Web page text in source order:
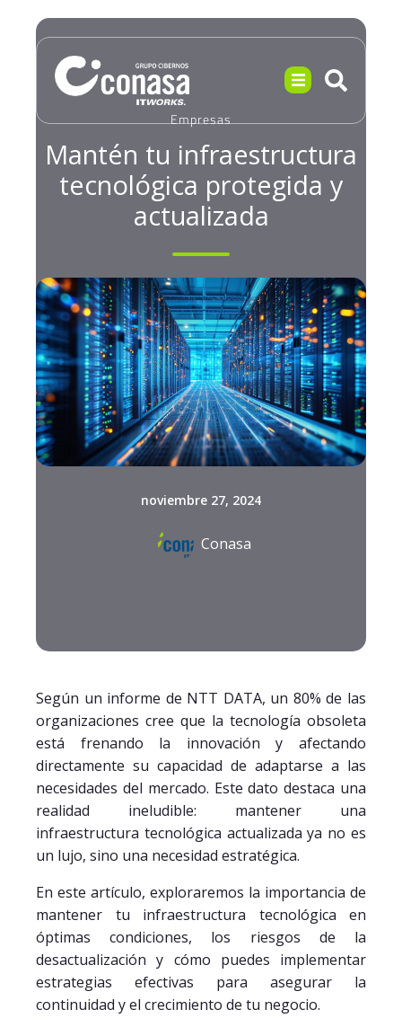
Empresas
Mantén tu infraestructura
tecnológica protegida y
actualizada
noviembre 27, 2024
Conasa
Según un informe de NTT DATA, un 80% de las
organizaciones cree que la tecnología obsoleta
está frenando la innovación y afectando
directamente su capacidad de adaptarse a las
necesidades del mercado​. Este dato destaca una
realidad ineludible: mantener una
infraestructura tecnológica actualizada ya no es
un lujo, sino una necesidad estratégica.
En este artículo, exploraremos la importancia de
mantener tu infraestructura tecnológica en
óptimas condiciones, los riesgos de la
desactualización y cómo puedes implementar
estrategias efectivas para asegurar la
continuidad y el crecimiento de tu negocio.